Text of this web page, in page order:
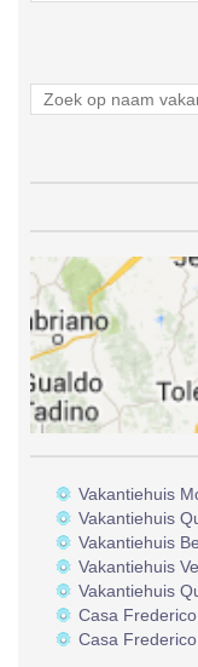
Vakantiehuis
Vakantiehuis
Vakantiehuis
Vakantiehuis
Vakantiehuis
Casa
Casa